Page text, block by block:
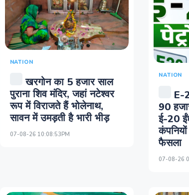
NATION
खरगोन का 5 हजार साल
पुराना शिव मंदिर, जहां नटेश्वर
रूप में विराजते हैं भोलेनाथ,
सावन में उमड़ती है भारी भीड़
07-08-26 10:08:53PM
NATION
E-
90
ई-20
फैसला
07-08-26